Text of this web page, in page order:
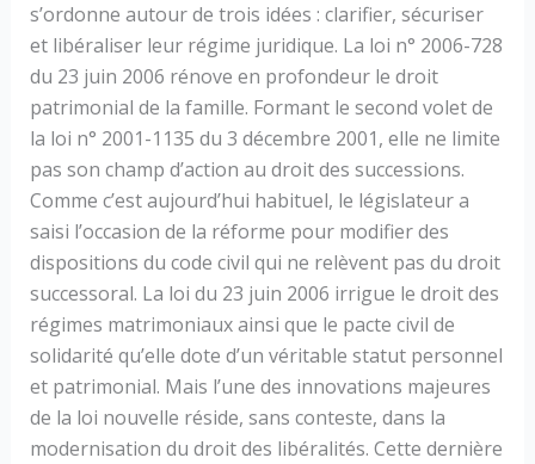
s’ordonne autour de trois idées : clarifier, sécuriser
et libéraliser leur régime juridique. La loi n° 2006-728
du 23 juin 2006 rénove en profondeur le droit
patrimonial de la famille. Formant le second volet de
la loi n° 2001-1135 du 3 décembre 2001, elle ne limite
pas son champ d’action au droit des successions.
Comme c’est aujourd’hui habituel, le législateur a
saisi l’occasion de la réforme pour modifier des
dispositions du code civil qui ne relèvent pas du droit
successoral. La loi du 23 juin 2006 irrigue le droit des
régimes matrimoniaux ainsi que le pacte civil de
solidarité qu’elle dote d’un véritable statut personnel
et patrimonial. Mais l’une des innovations majeures
de la loi nouvelle réside, sans conteste, dans la
modernisation du droit des libéralités. Cette dernière